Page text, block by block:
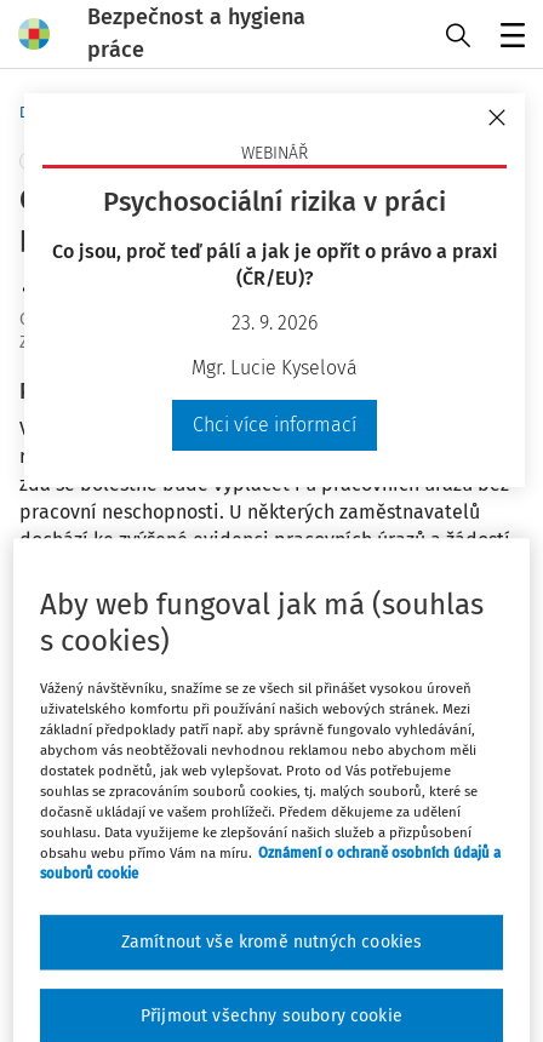
Bezpečnost a hygiena
práce
WEBINÁŘ
Psychosociální rizika v práci
Co jsou, proč teď pálí a jak je opřít o právo a praxi
(ČR/EU)?
23. 9. 2026
Mgr. Lucie Kyselová
Chci více informací
Domů
+ PŘIDAT VLASTNÍ
Odškodnění pracovního úřazu bez
pracovní neschopnosti
OaO ID
Zodpovězeno
Plné znění otázky
Vzhledem k právní úpravě nárůstu hodnoty 1 bodu v
rámci bolestného za pracovní úraz na 250 Kč se ptám,
zda se bolestné bude vyplácet i u pracovních úrazů bez
pracovní neschopnosti. U některých zaměstnavatelů
dochází ke zvýšené evidenci pracovních úrazů a žádostí
nedalo argumentovat tím, že nedošlo k pracovní
neschopnosti nebo že nebyla delší než 3 kalendářní dny,
a tak bolestné nevyplatit.
Odpověď
Máte předplatné? Přihlaste se
Tento dokument je jen pro
předplatitele
Aby web fungoval jak má (souhlas
s cookies)
Vážený návštěvníku, snažíme se ze všech sil přinášet vysokou úroveň
uživatelského komfortu při používání našich webových stránek. Mezi
základní předpoklady patří např. aby správně fungovalo vyhledávání,
abychom vás neobtěžovali nevhodnou reklamou nebo abychom měli
dostatek podnětů, jak web vylepšovat. Proto od Vás potřebujeme
souhlas se zpracováním souborů cookies, tj. malých souborů, které se
dočasně ukládají ve vašem prohlížeči. Předem děkujeme za udělení
souhlasu. Data využijeme ke zlepšování našich služeb a přizpůsobení
obsahu webu přímo Vám na míru. Oznámení o ochraně osobních údajů a
souborů cookie
Zamítnout vše kromě nutných cookies
Přijmout všechny soubory cookie